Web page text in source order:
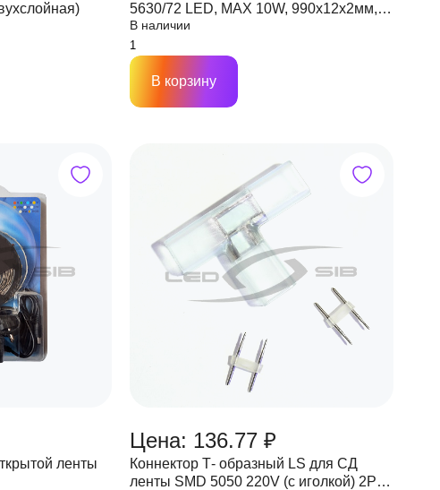
5630/72 LED, MAX 10W, 990х12х2мм,
12V, IP33, 1440 Lm
В наличии
В корзину
ленты
Цена: 136.77 ₽
Коннектор Т- образный LS для СД
ленты SMD 5050 220V (с иголкой) 2PIN